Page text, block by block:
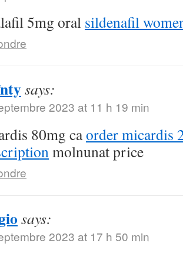
5mg oral sildenafil
says:
2023 at 11 h 19 min
80mg caorder micardis
molnunat price
says:
2023 at 17 h 50 min